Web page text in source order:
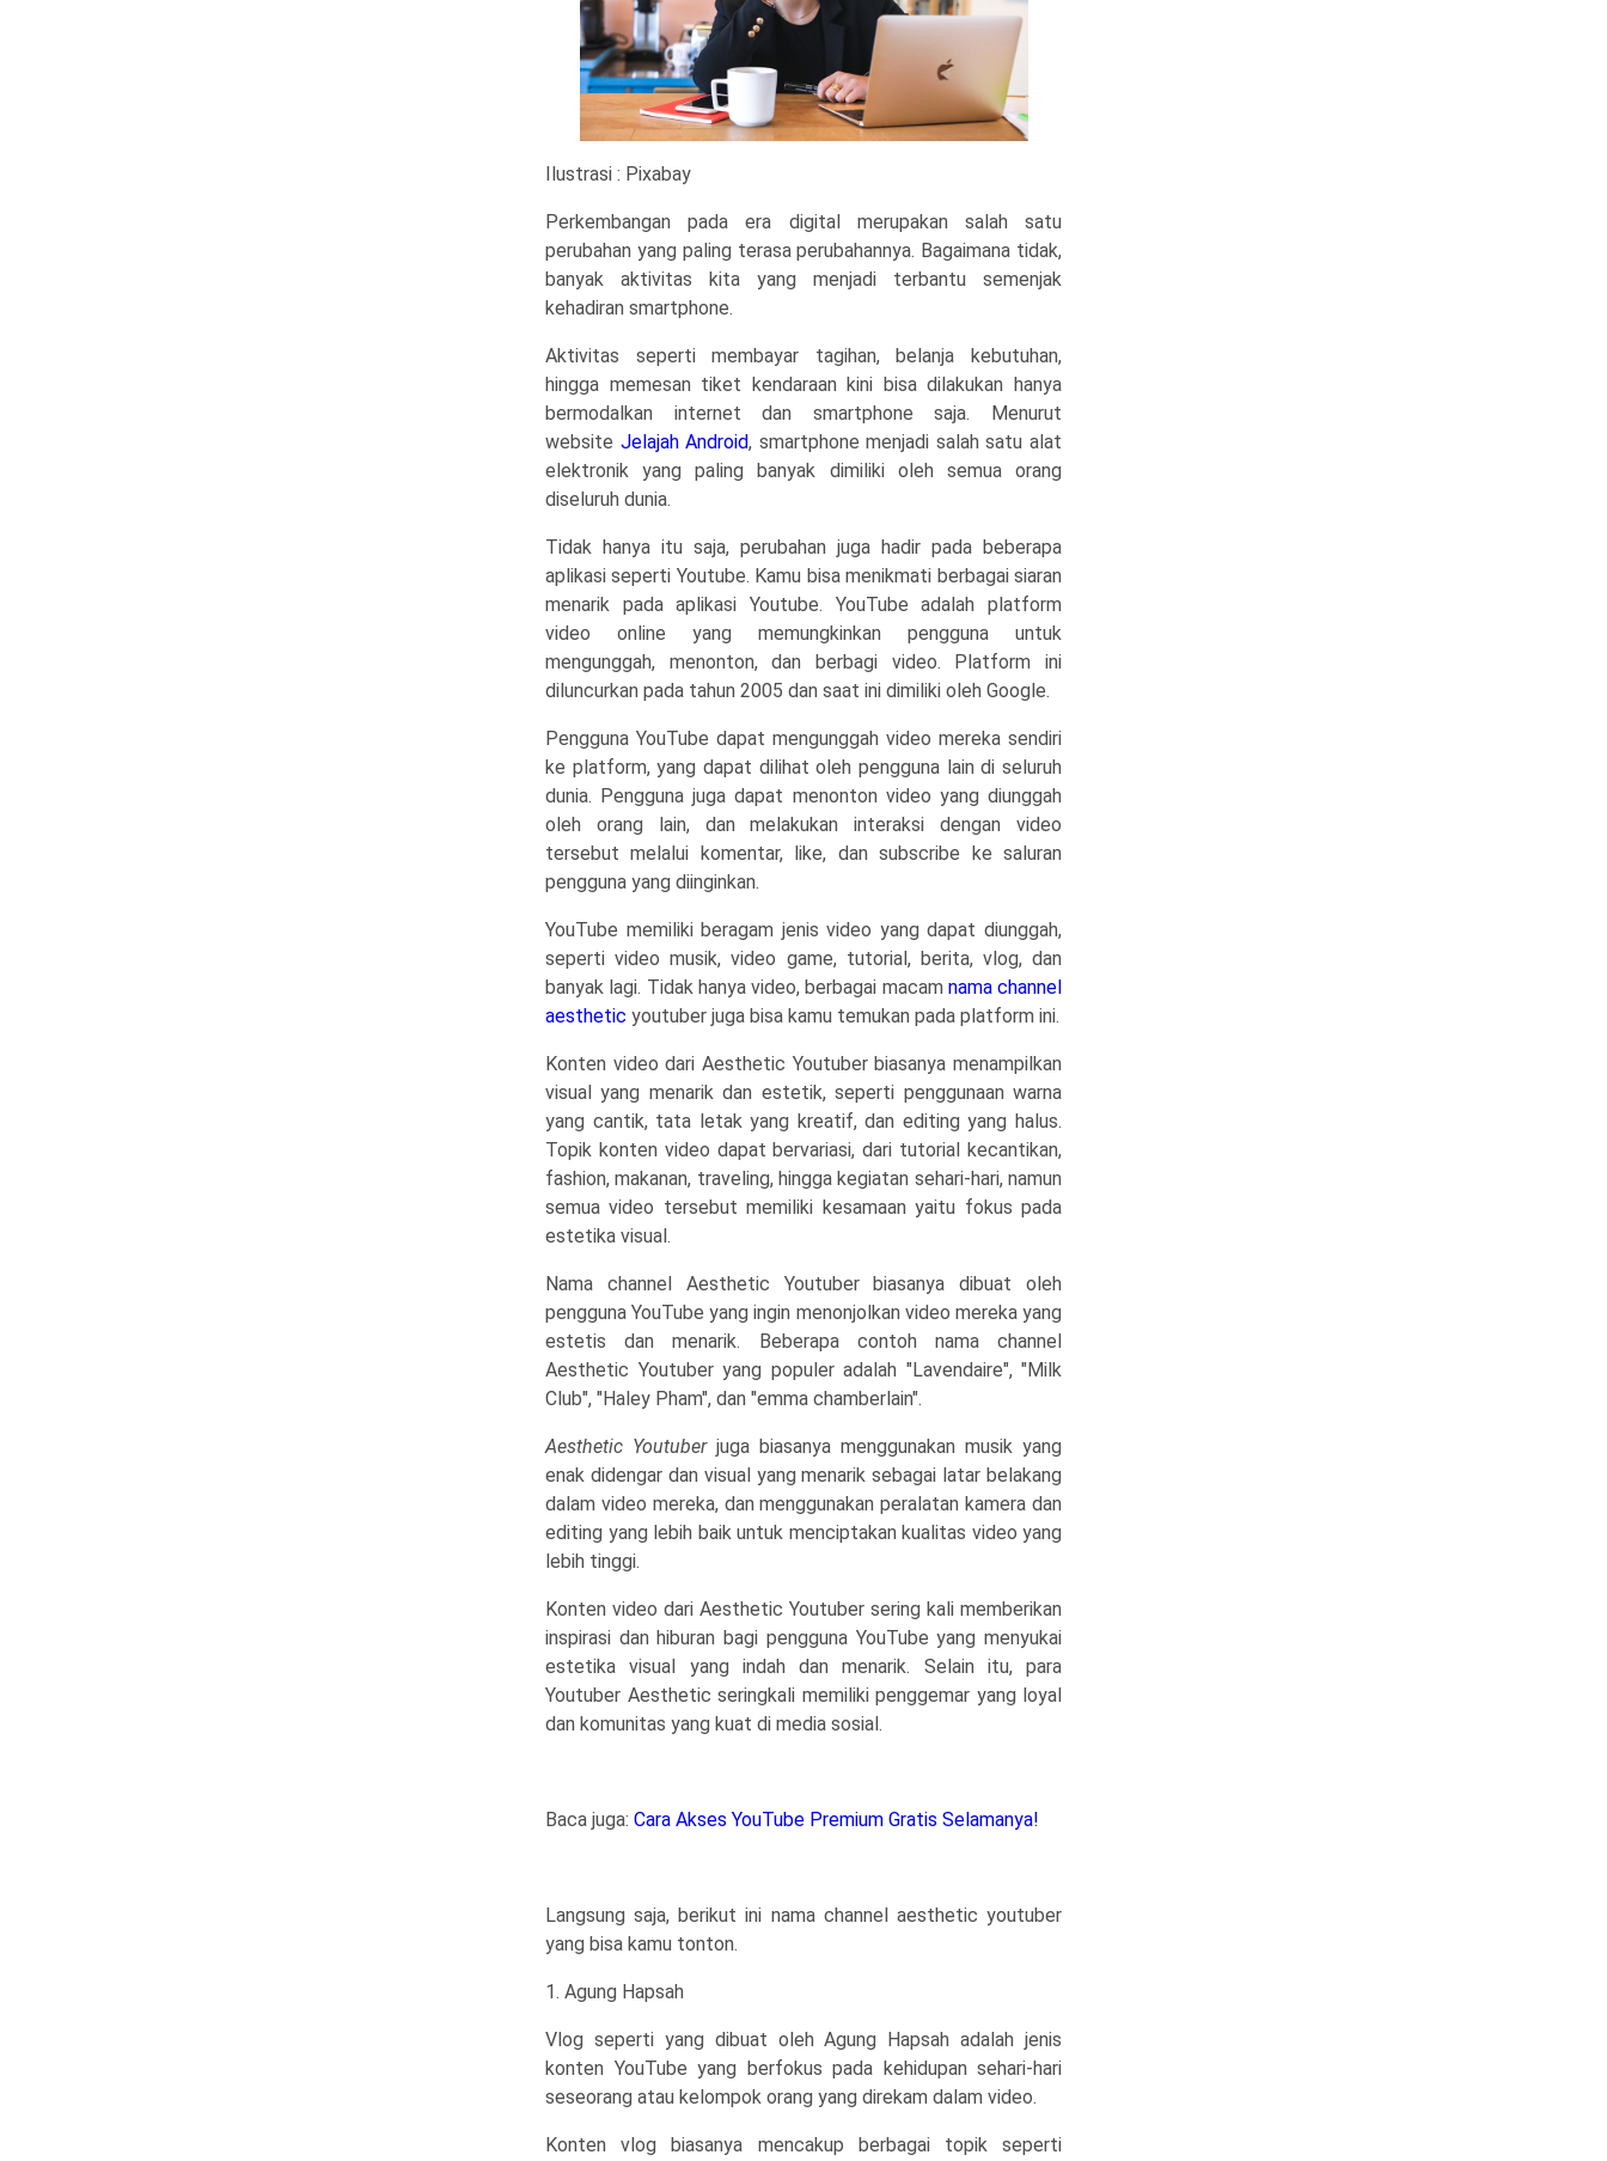
Ilustrasi : Pixabay
Perkembangan pada era digital merupakan salah satu
perubahan yang paling terasa perubahannya. Bagaimana tidak,
banyak aktivitas kita yang menjadi terbantu semenjak
kehadiran smartphone.
Aktivitas seperti membayar tagihan, belanja kebutuhan,
hingga memesan tiket kendaraan kini bisa dilakukan hanya
bermodalkan internet dan smartphone saja. Menurut
website Jelajah Android, smartphone menjadi salah satu alat
elektronik yang paling banyak dimiliki oleh semua orang
diseluruh dunia.
Tidak hanya itu saja, perubahan juga hadir pada beberapa
aplikasi seperti Youtube. Kamu bisa menikmati berbagai siaran
menarik pada aplikasi Youtube. YouTube adalah platform
video online yang memungkinkan pengguna untuk
mengunggah, menonton, dan berbagi video. Platform ini
diluncurkan pada tahun 2005 dan saat ini dimiliki oleh Google.
Pengguna YouTube dapat mengunggah video mereka sendiri
ke platform, yang dapat dilihat oleh pengguna lain di seluruh
dunia. Pengguna juga dapat menonton video yang diunggah
oleh orang lain, dan melakukan interaksi dengan video
tersebut melalui komentar, like, dan subscribe ke saluran
pengguna yang diinginkan.
YouTube memiliki beragam jenis video yang dapat diunggah,
seperti video musik, video game, tutorial, berita, vlog, dan
banyak lagi. Tidak hanya video, berbagai macam nama channel
aesthetic youtuber juga bisa kamu temukan pada platform ini.
Konten video dari Aesthetic Youtuber biasanya menampilkan
visual yang menarik dan estetik, seperti penggunaan warna
yang cantik, tata letak yang kreatif, dan editing yang halus.
Topik konten video dapat bervariasi, dari tutorial kecantikan,
fashion, makanan, traveling, hingga kegiatan sehari-hari, namun
semua video tersebut memiliki kesamaan yaitu fokus pada
estetika visual.
Nama channel Aesthetic Youtuber biasanya dibuat oleh
pengguna YouTube yang ingin menonjolkan video mereka yang
estetis dan menarik. Beberapa contoh nama channel
Aesthetic Youtuber yang populer adalah "Lavendaire", "Milk
Club", "Haley Pham", dan "emma chamberlain".
Aesthetic Youtuberjuga biasanya menggunakan musik yang
enak didengar dan visual yang menarik sebagai latar belakang
dalam video mereka, dan menggunakan peralatan kamera dan
editing yang lebih baik untuk menciptakan kualitas video yang
lebih tinggi.
Konten video dari Aesthetic Youtuber sering kali memberikan
inspirasi dan hiburan bagi pengguna YouTube yang menyukai
estetika visual yang indah dan menarik. Selain itu, para
Youtuber Aesthetic seringkali memiliki penggemar yang loyal
dan komunitas yang kuat di media sosial.
Baca juga: Cara Akses YouTube Premium Gratis Selamanya!
Langsung saja, berikut ini nama channel aesthetic youtuber
yang bisa kamu tonton.
1. Agung Hapsah
Vlog seperti yang dibuat oleh Agung Hapsah adalah jenis
konten YouTube yang berfokus pada kehidupan sehari-hari
seseorang atau kelompok orang yang direkam dalam video.
Konten vlog biasanya mencakup berbagai topik seperti